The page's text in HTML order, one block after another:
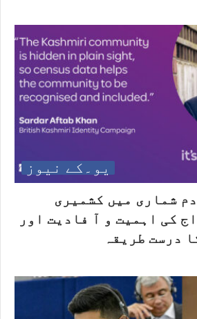
یو۔کے نیوز
شماری میں کشمیری
کی اہمیت و آ فادیت اور
درست طریقہ